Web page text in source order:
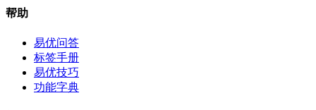
帮助
易优问答
标签手册
易优技巧
功能字典